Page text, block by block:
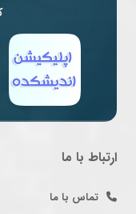
ارتباط با ما
تماس با ما